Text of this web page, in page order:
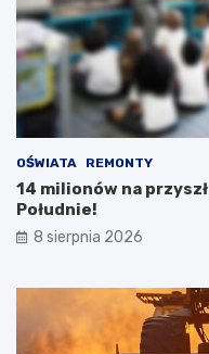
OŚWIATA REMONTY
14 milionów na
Południe!
8 sierpnia 2026